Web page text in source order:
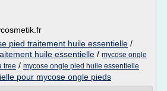
pied traitement huile essentielle /
huile essentielle / mycose ongle
tree / mycose ongle pied huile essentielle
pour mycose ongle pieds